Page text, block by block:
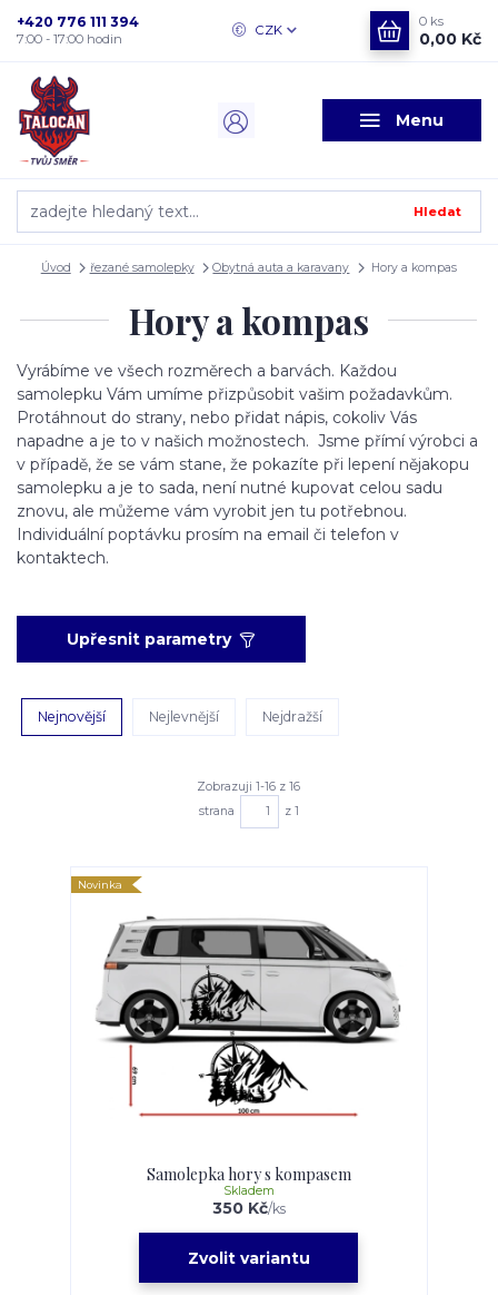
Menu
CZK
Hledat
+420 776 111 394
7:00 - 17:00 hodin
0 ks
0,00 Kč
Úvod řezané samolepky Obytná auta a karavany Hory a kompas
Hory a kompas
Vyrábíme ve všech rozměrech a barvách. Každou
samolepku Vám umíme přizpůsobit vašim požadavkům.
Protáhnout do strany, nebo přidat nápis, cokoliv Vás
napadne a je to v našich možnostech. Jsme přímí výrobci a
v případě, že se vám stane, že pokazíte při lepení nějakopu
samolepku a je to sada, není nutné kupovat celou sadu
znovu, ale můžeme vám vyrobit jen tu potřebnou.
Individuální poptávku prosím na email či telefon v
kontaktech.
Upřesnit parametry
Nejnovější Nejlevnější Nejdražší
Zobrazuji 1-16 z 16
strana
z 1
Novinka
Samolepka hory s kompasem
350 Kč/ks
Skladem
Zvolit variantu